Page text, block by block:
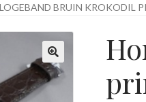
BRUIN KROKODIL